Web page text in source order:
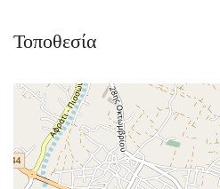
Τοποθεσία